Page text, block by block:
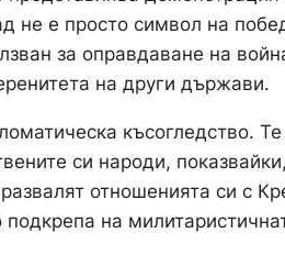
не е просто символ на
за оправдаване на
на други държави.
късогледство.
си народи,
отношенията си с
на